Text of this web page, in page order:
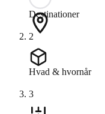
Destinationer
2
Hvad & hvornår
3